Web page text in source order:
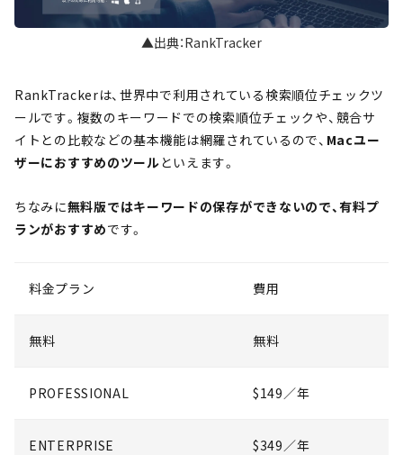
▲出典：RankTracker
RankTrackerは、世界中で利用されている検索順位チェックツ
ールです。複数のキーワードでの検索順位チェックや、競合サ
イトとの比較などの基本機能は網羅されているので、 Macユー
ザーにおすすめのツールといえます。
ちなみに無料版ではキーワードの保存ができないので、有料プ
ランがおすすめです。
料金プラン 費用
無料 無料
PROFESSIONAL $149／年
ENTERPRISE $349／年